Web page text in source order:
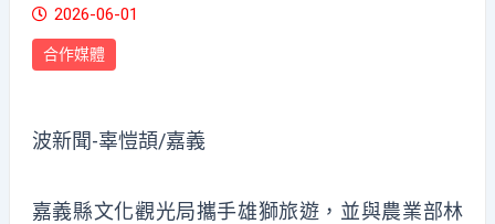
2026-06-01
合作媒體
波新聞-辜愷頡/嘉義
嘉義縣文化觀光局攜手雄獅旅遊，並與農業部林